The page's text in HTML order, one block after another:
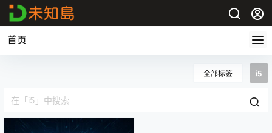
首页
全部标签 i5